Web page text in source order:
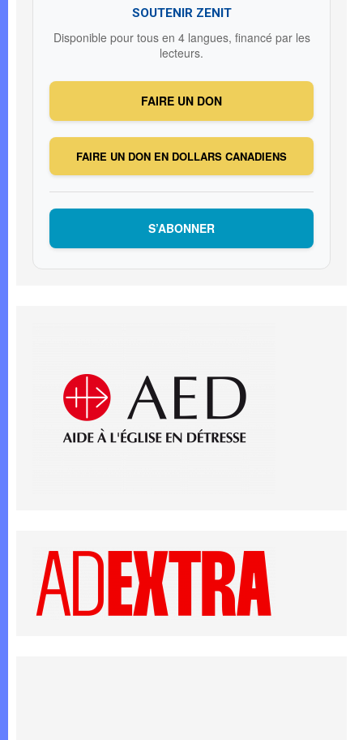
SOUTENIR ZENIT
Disponible pour tous en 4 langues, financé par les
lecteurs.
FAIRE UN DON
FAIRE UN DON EN DOLLARS CANADIENS
S’ABONNER